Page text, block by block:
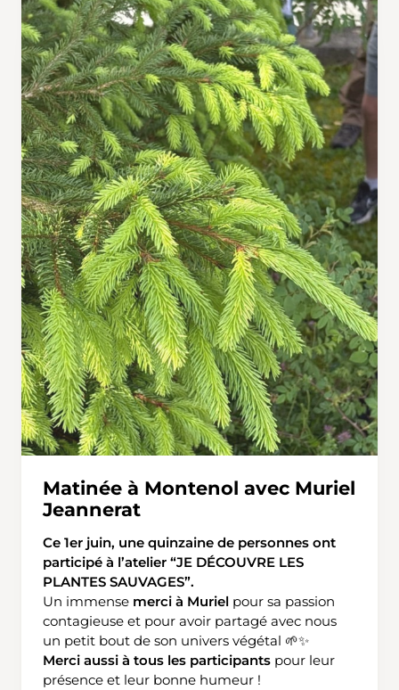
Matinée à Montenol avec Muriel
Jeannerat
Ce 1er juin, une quinzaine de personnes ont
participé à l’atelier “JE DÉCOUVRE LES
PLANTES SAUVAGES”.
Un immense merci à Muriel pour sa passion
contagieuse et pour avoir partagé avec nous
un petit bout de son univers végétal 🌱✨
Merci aussi à tous les participants pour leur
présence et leur bonne humeur !